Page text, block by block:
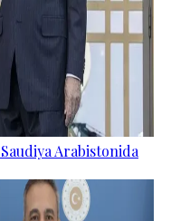
Arabistonida